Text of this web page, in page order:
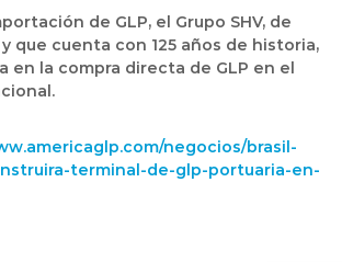
de GLP, el Grupo SHV, de
que cuenta con 125 años de historia,
en la compra directa de GLP en el
negocios/brasil-
terminal-de-glp-portuaria-en-